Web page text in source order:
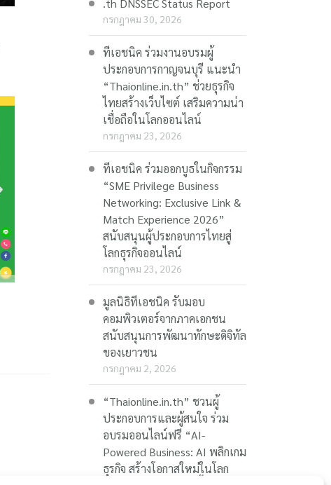
.th DNSSEC Status Report
กรกฎาคม 30, 2026
ทีเอชนิค ร่วมงานอบรมผู้
ประกอบการกาญจนบุรี แนะนำ
“Thaionline.in.th” ช่วยธุรกิจ
ไทยสร้างเว็บไซต์ เสริมความน่า
เชื่อถือในโลกออนไลน์
กรกฎาคม 23, 2026
ทีเอชนิค ร่วมออกบูธในกิจกรรม
“SME Privilege Business
Networking: Exclusive Link &
Match Experience 2026”
สนับสนุนผู้ประกอบการไทยสู่
โลกธุรกิจออนไลน์
กรกฎาคม 23, 2026
มูลนิธิทีเอชนิค รับมอบ
คอมพิวเตอร์จากภาคเอกชน
สนับสนุนการพัฒนาทักษะดิจิทัล
ของเยาวชน
กรกฎาคม 2, 2026
“Thaionline.in.th” ชวนผู้
ประกอบการและผู้สนใจ ร่วม
อบรมออนไลน์ฟรี “AI-
Powered Business: AI พลิกเกม
ธุรกิจ สร้างโอกาสใหม่ในโลก